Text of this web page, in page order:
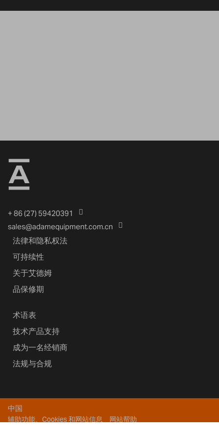
+ 86 (27) 59420391
sales@adamequipment.com.cn
法律和隐私权法
可持续性
关于艾德姆
品保修期
术语表
技术产品支持
成为一名经销商
法规与合规
中国
辅助功能、Cookies 和网站信息
网站帮助